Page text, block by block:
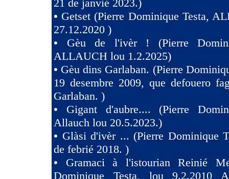
21 de janvié 2023.)
• Getset (Pierre Dominique Testa,
27.12.2020 )
• Gèu de l'ivèr ! (Pierre
ALLAUCH lou 1.2.2025)
• Gèu dins Garlaban. (Pierre
19 desembre 2009, que defouero
Garlaban. )
• Gigant d'aubre.... (Pierre
Allauch lou 20.5.2023.)
• Glàsi d'ivèr ... (Pierre Dominique
de febrié 2018. )
• Gramaci à l'istourian Reinié
Dominique Testa, lou 9.2.2010